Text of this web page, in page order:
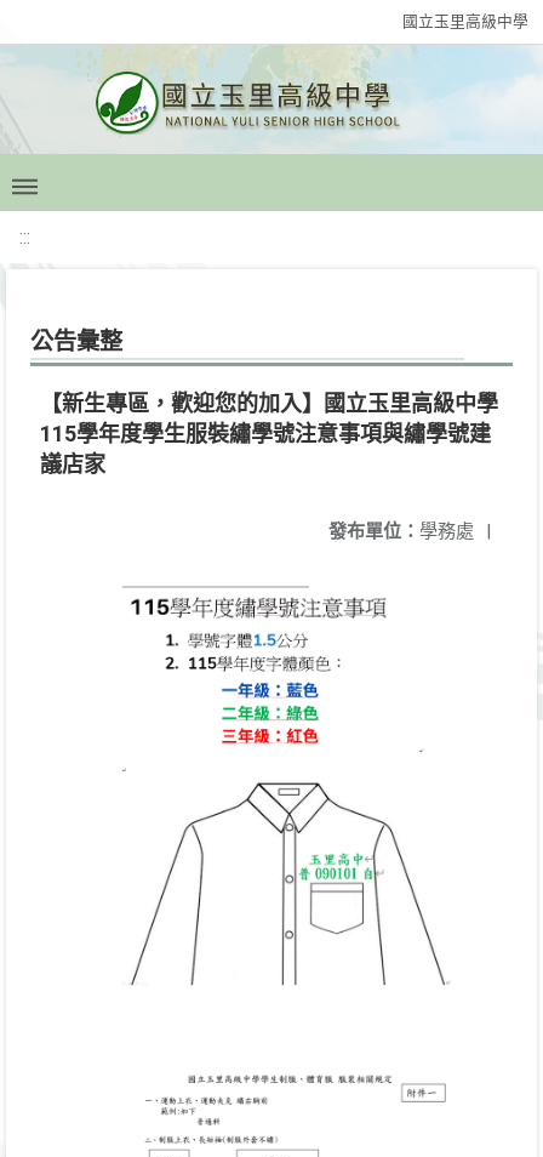
國立玉里高級中學
:::
公告彙整
【新生專區，歡迎您的加入】國立玉里高級中學
115學年度學生服裝繡學號注意事項與繡學號建
議店家
發布單位： 學務處 |